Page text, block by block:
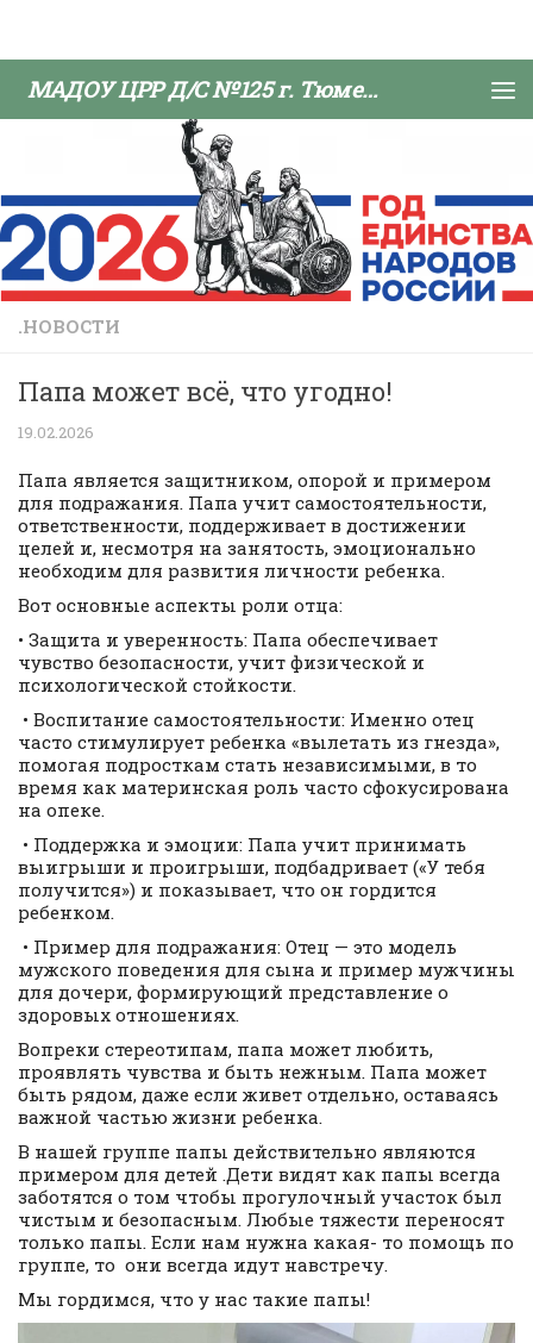
МАДОУ ЦРР Д/С №125 г. Тюмени
.НОВОСТИ
Папа может всё, что угодно!
19.02.2026
Папа является защитником, опорой и примером
для подражания. Папа учит самостоятельности,
ответственности, поддерживает в достижении
целей и, несмотря на занятость, эмоционально
необходим для развития личности ребенка.
Вот основные аспекты роли отца:
• Защита и уверенность: Папа обеспечивает
чувство безопасности, учит физической и
психологической стойкости.
• Воспитание самостоятельности: Именно отец
часто стимулирует ребенка «вылетать из гнезда»,
помогая подросткам стать независимыми, в то
время как материнская роль часто сфокусирована
на опеке.
• Поддержка и эмоции: Папа учит принимать
выигрыши и проигрыши, подбадривает («У тебя
получится») и показывает, что он гордится
ребенком.
• Пример для подражания: Отец — это модель
мужского поведения для сына и пример мужчины
для дочери, формирующий представление о
здоровых отношениях.
Вопреки стереотипам, папа может любить,
проявлять чувства и быть нежным. Папа может
быть рядом, даже если живет отдельно, оставаясь
важной частью жизни ребенка.
В нашей группе папы действительно являются
примером для детей .Дети видят как папы всегда
заботятся о том чтобы прогулочный участок был
чистым и безопасным. Любые тяжести переносят
только папы. Если нам нужна какая- то помощь по
группе, то они всегда идут навстречу.
Мы гордимся, что у нас такие папы!